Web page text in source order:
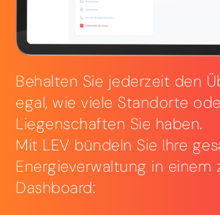
Behalten Sie jederzeit den
egal, wie viele Standorte
Liegenschaften Sie haben.
Mit LEV bündeln Sie Ihre
Energieverwaltung in einem
Dashboard: